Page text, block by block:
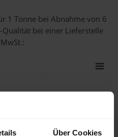
Über Cookies
1 Tonne bei Abnahmevon 6
bei einer Lieferstelle